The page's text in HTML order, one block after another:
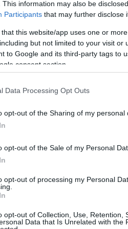
This information may also be
Participants that may further disclose
that this website/app uses one or
but not limited to your visit or
to Google and its third-party tags to
consent section.
Data Processing Opt Outs
opt-out of the Sharing of my personal
opt-out of the Sale of my Personal
opt-out of processing my Personal
opt-out of Collection, Use, Retention,
Data that Is Unrelated with the
a fotón, de
fér.